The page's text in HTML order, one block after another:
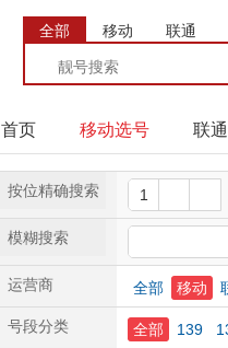
全部 移动 联通
首页 移动选号 联
按位精确搜索
模糊搜索
运营商 全部 移动
号段分类 全部 139